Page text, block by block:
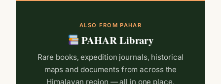
ALSO FROM PAHAR
PAHAR Library
Rare books, expedition journals, historical
maps and documents from across the
Himalayan region — all in one place.